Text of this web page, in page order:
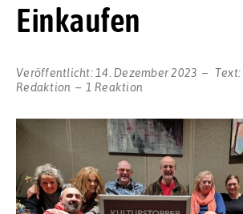
Einkaufen
Veröffentlicht: 14. Dezember 2023 Text:
Redaktion
1 Reaktion